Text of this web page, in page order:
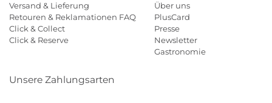
Versand & Lieferung
Retouren & Reklamationen FAQ
Click & Collect
Click & Reserve
Über uns
PlusCard
Presse
Newsletter
Gastronomie
Unsere Zahlungsarten